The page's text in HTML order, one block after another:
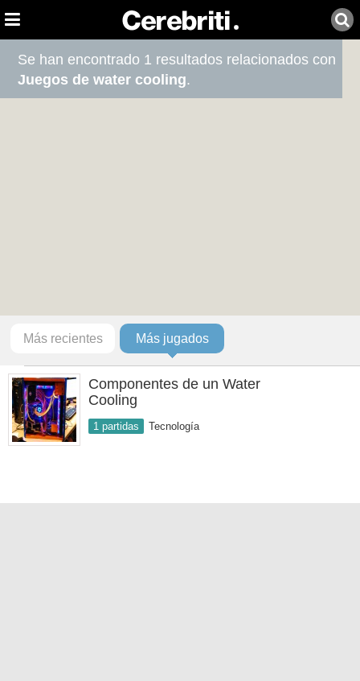
Se han encontrado 1 resultados relacionados con
Juegos de water cooling.
Más recientes Más jugados
Componentes de un Water
Cooling
1 partidas Tecnología